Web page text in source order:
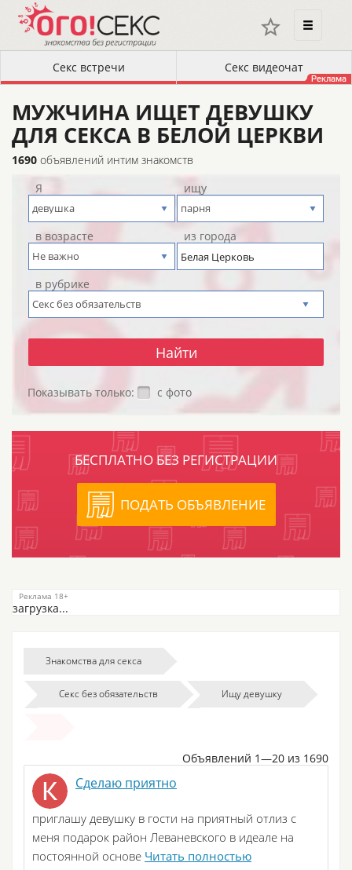
МУЖЧИНА ИЩЕТ ДЕВУШКУ
ДЛЯ СЕКСА В БЕЛОЙ ЦЕРКВИ
1690 объявлений интим знакомств
Я
ищу
в возрасте из города
в рубрике
Показывать только: с фото
БЕСПЛАТНО БЕЗ РЕГИСТРАЦИИ
ПОДАТЬ ОБЪЯВЛЕНИЕ
загрузка...
Знакомства для секса
Секс без обязательств Ищу девушку
Объявлений 1—20 из 1690
Сделаю приятно
приглашу девушку в гости на приятный отлиз с
меня подарок район Леваневского в идеале на
постоянной основе Читать полностью